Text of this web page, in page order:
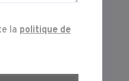
la politique de